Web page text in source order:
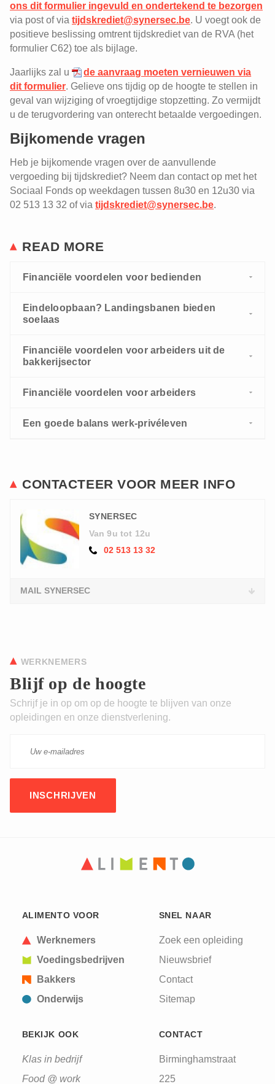
ons dit formulier ingevuld en ondertekend te bezorgen
via post of via tijdskrediet@synersec.be. U voegt ook de
positieve beslissing omtrent tijdskrediet van de RVA (het
formulier C62) toe als bijlage.
Jaarlijks zal u
de aanvraag moeten vernieuwen via
dit formulier. Gelieve ons tijdig op de hoogte te stellen in
geval van wijziging of vroegtijdige stopzetting. Zo vermijdt
u de terugvordering van onterecht betaalde vergoedingen.
Bijkomende vragen
Heb je bijkomende vragen over de aanvullende
vergoeding bij tijdskrediet? Neem dan contact op met het
Sociaal Fonds op weekdagen tussen 8u30 en 12u30 via
02 513 13 32 of via tijdskrediet@synersec.be.
READ MORE
Financiële voordelen voor bedienden
Eindeloopbaan? Landingsbanen bieden
soelaas
Financiële voordelen voor arbeiders uit de
bakkerijsector
Aanvullende vergoeding bij langdurige
ziekte voor arbeiders uit de
bakkerijsector (PC 118.3)
Een tussenkomst voor kinderopvang
Tijdelijke werkloosheid (arbeiders
bakkerijsector)
Vergoeding na ontslag (bakkerij-
arbeiders)
Syndicale premie arbeiders bakkerij
Financiële voordelen voor arbeiders
Een goede balans werk-privéleven
CONTACTEER VOOR MEER INFO
SYNERSEC
Van 9u tot 12u
02 513 13 32
MAIL SYNERSEC
submissions.
Blijf op de hoogte
WERKNEMERS
Schrijf je in op om op de hoogte te blijven van onze
opleidingen en onze dienstverlening.
ALIMENTO VOOR
Werknemers
Voedingsbedrijven
Bakkers
Onderwijs
SNEL NAAR
Zoek een opleiding
Nieuwsbrief
Contact
Sitemap
BEKIJK OOK
Klas in bedrijf
Food @ work
CONTACT
Birminghamstraat
225